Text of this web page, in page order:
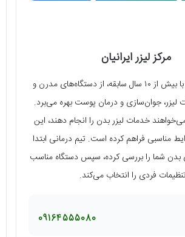
مرکز لیزر ایرانیان
مرکز لیزر ایرانیان با بیش از ۱۰ سال سابقه، از دستگاه‌های مدرن و
لیزر، جوان‌سازی و درمان پوست بهره می‌برد.
خدمات لیزر بدن را انجام دهند، این
مناسبی فراهم کرده است. تیم درمانی ابتدا
شما را بررسی کرده، سپس دستگاه مناسب
فردی را انتخاب می‌کند.
09164555080